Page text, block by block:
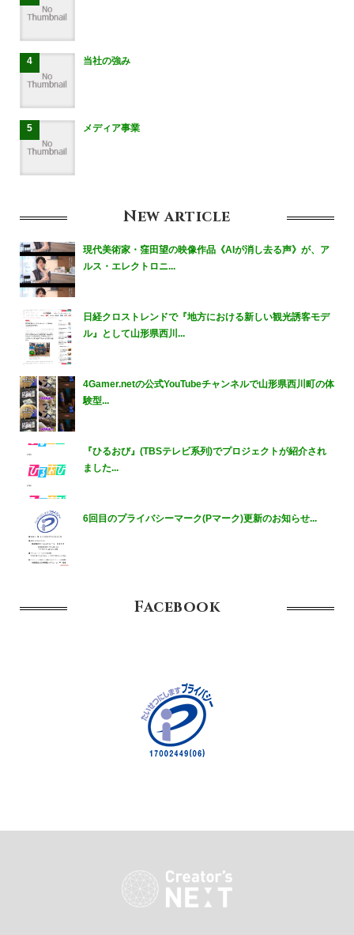
当社の強み
メディア事業
Newarticle
現代美術家・窪田望の映像作品《AIが消し去る声》が、ア
ルス・エレクトロニ...
日経クロストレンドで『地方における新しい観光誘客モデ
ル』として山形県西川...
4Gamer.netの公式YouTubeチャンネルで山形県西川町の体
験型...
『ひるおび』(TBSテレビ系列)でプロジェクトが紹介され
ました...
6回目のプライバシーマーク(Pマーク)更新のお知らせ...
Facebook